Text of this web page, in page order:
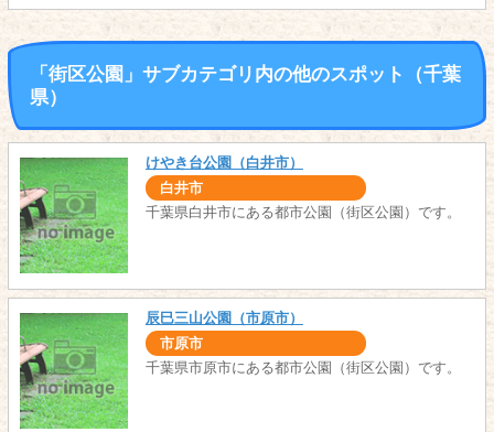
「街区公園」サブカテゴリ内の他のスポット（千葉
県）
けやき台公園（白井市）
白井市
千葉県白井市にある都市公園（街区公園）です。
辰巳三山公園（市原市）
市原市
千葉県市原市にある都市公園（街区公園）です。